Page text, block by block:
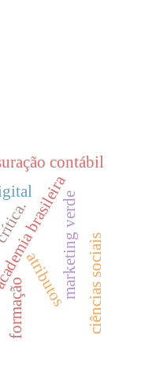
brasileira
atributos
contábil
marketing verde
formação
crítica.
ciências sociais